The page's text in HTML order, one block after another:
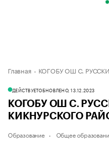
Главная КОГОБУ ОШ С.
ДЕЙСТВУЕТОБНОВЛЕНО, 13.12.2023
КОГОБУ ОШ С.
КИКНУРСКОГО
Образование Общее